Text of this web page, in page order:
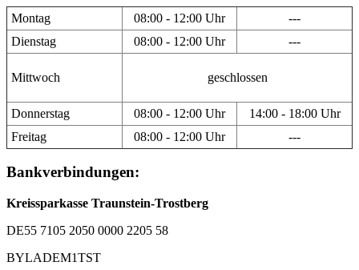
Montag 08:00 - 12:00 Uhr
---
Dienstag
08:00 - 12:00 Uhr ---
Mittwoch geschlossen
Donnerstag 08:00 - 12:00 Uhr
14:00 - 18:00 Uhr
Freitag
08:00 - 12:00 Uhr ---
Bankverbindungen:
Kreissparkasse Traunstein-Trostberg
DE55 7105 2050 0000 2205 58
BYLADEM1TST